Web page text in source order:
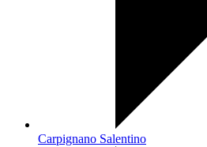
Carpignano Salentino